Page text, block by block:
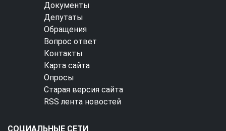
Документы
Депутаты
Обращения
Вопрос ответ
Контакты
Карта сайта
Опросы
Старая версия сайта
RSS лента новостей
СОЦИАЛЬНЫЕ СЕТИ